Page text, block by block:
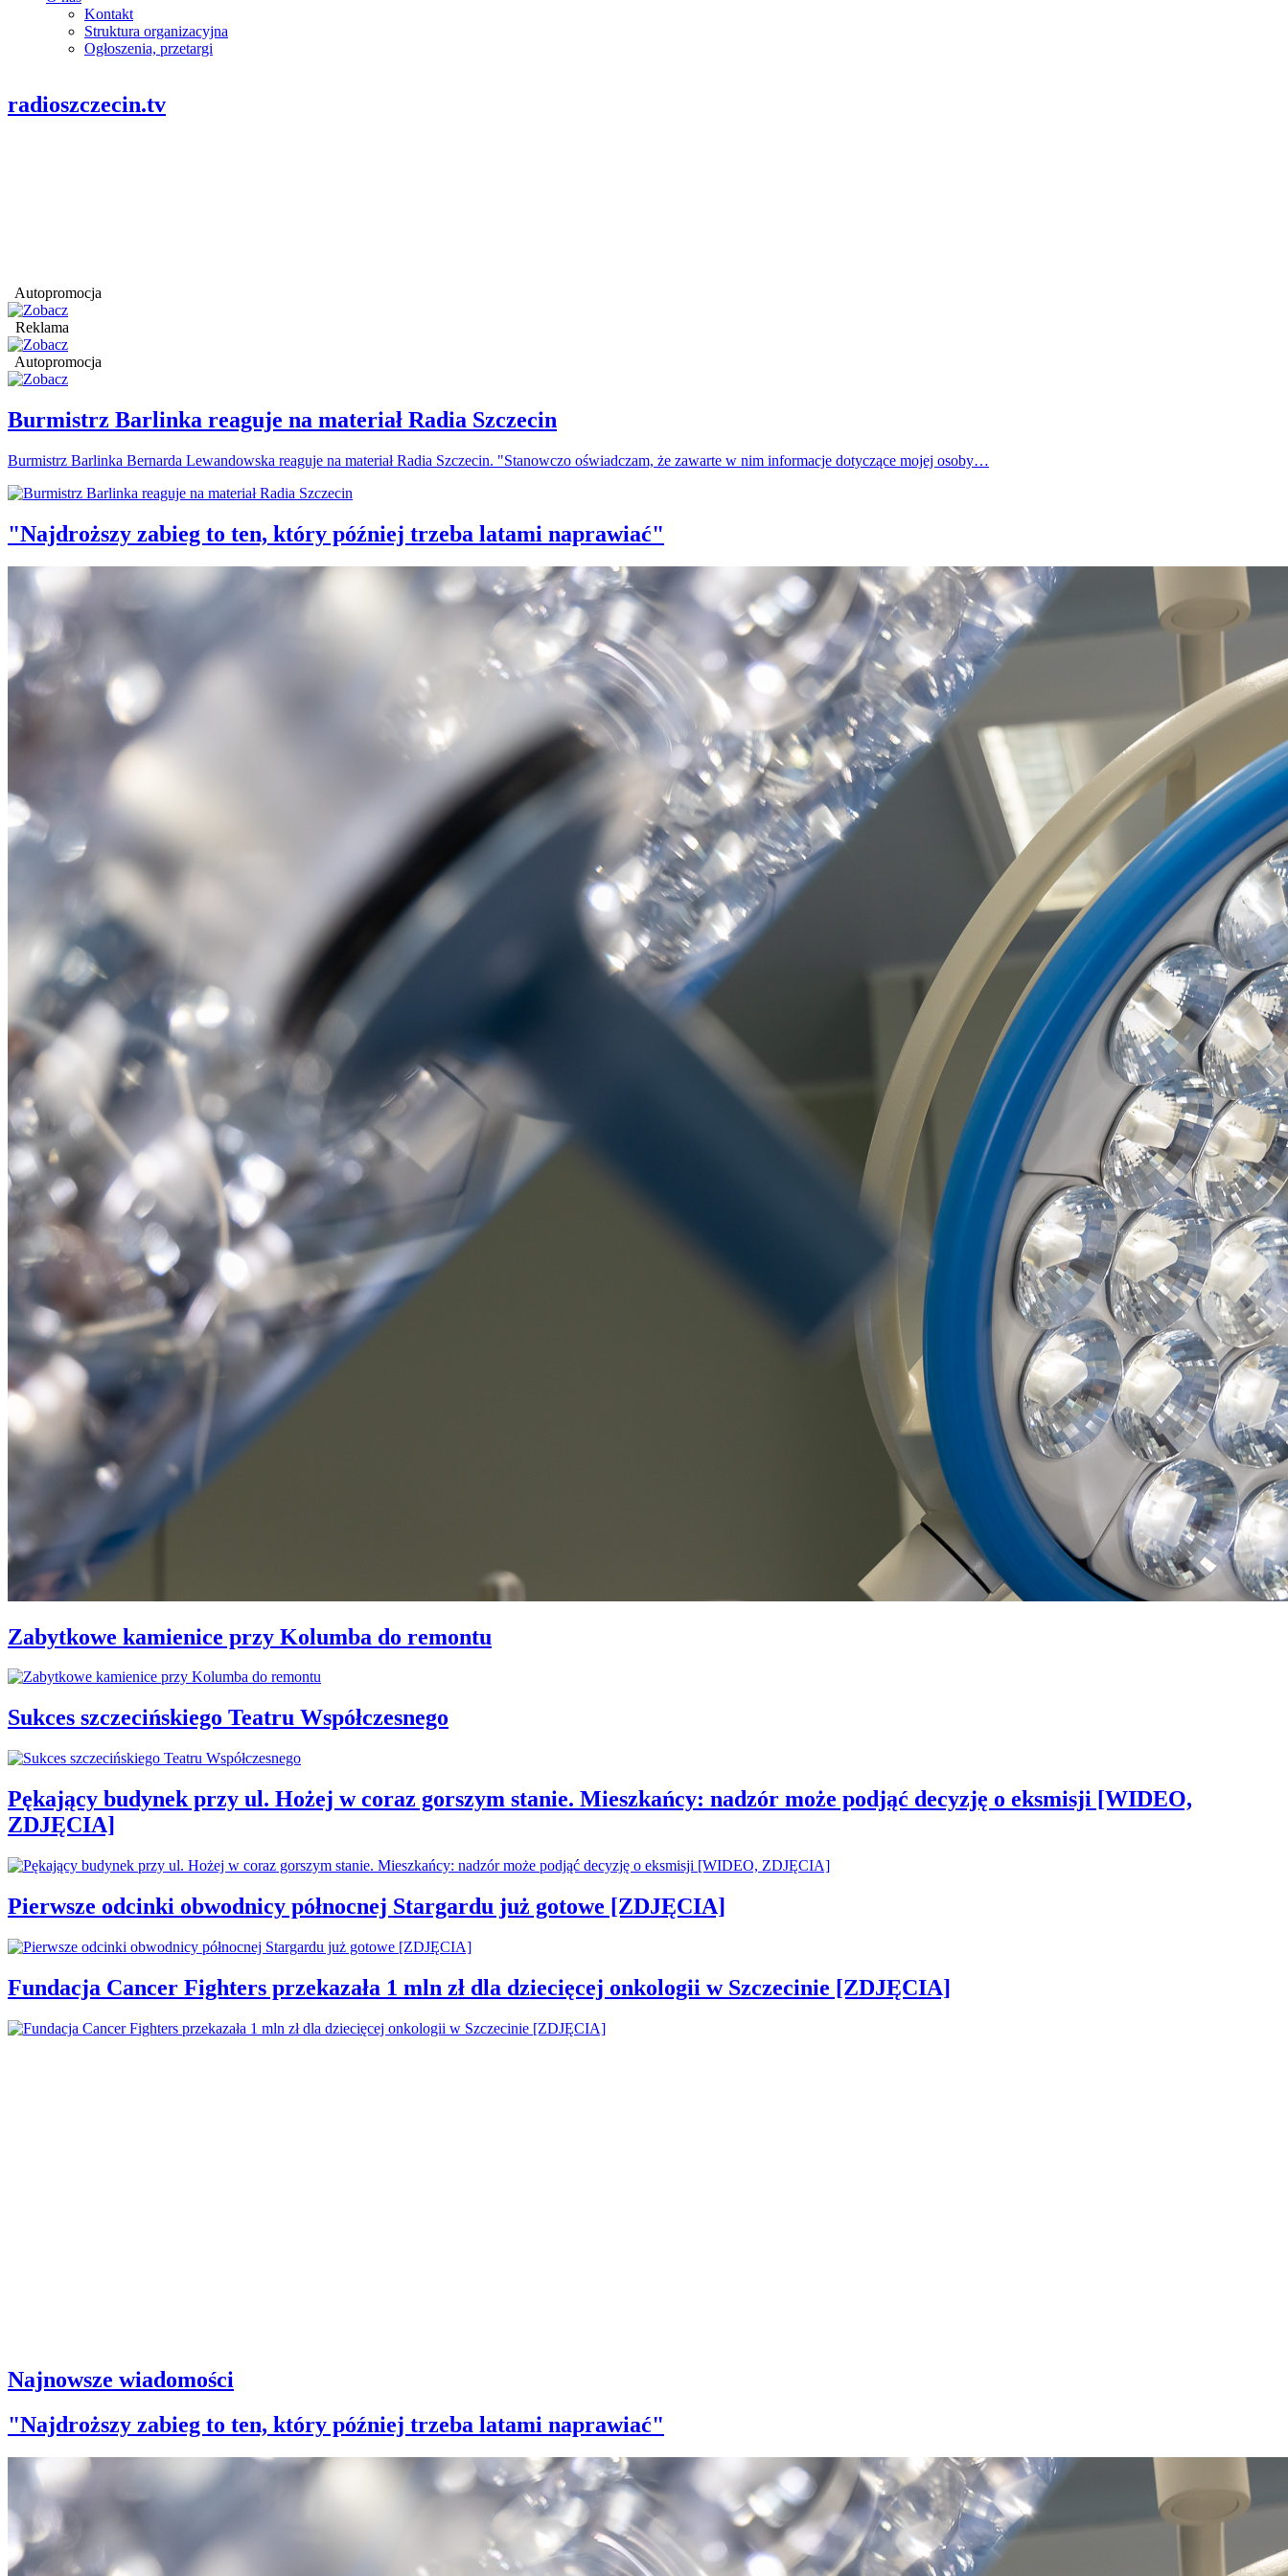
Kontakt
Struktura organizacyjna
Ogłoszenia, przetargi
radioszczecin.tv
Autopromocja
Reklama
Autopromocja
Burmistrz Barlinka reaguje na materiał Radia Szczecin
Burmistrz Barlinka Bernarda Lewandowska reaguje na materiał Radia Szczecin. "Stanowczo oświadczam, że zawarte w nim informacje dotyczące mojej osoby…
"Najdroższy zabieg to ten, który później trzeba latami naprawiać"
Zabytkowe kamienice przy Kolumba do remontu
Sukces szczecińskiego Teatru Współczesnego
Pękający budynek przy ul. Hożej w coraz gorszym stanie. Mieszkańcy: nadzór może podjąć decyzję o eksmisji [WIDEO,
ZDJĘCIA]
Pierwsze odcinki obwodnicy północnej Stargardu już gotowe [ZDJĘCIA]
Fundacja Cancer Fighters przekazała 1 mln zł dla dziecięcej onkologii w Szczecinie [ZDJĘCIA]
Najnowsze wiadomości
"Najdroższy zabieg to ten, który później trzeba latami naprawiać"